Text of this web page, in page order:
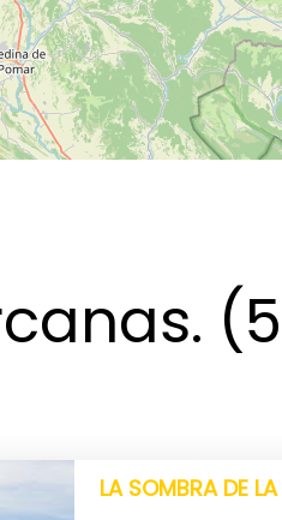
.
LA SOMBRA DE